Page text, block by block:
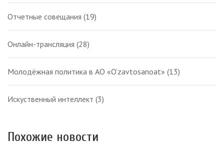
Отчетные совещания (19)
Онлайн-трансляция (28)
Молодёжная политика в АО «O‘zavtosanoat» (13)
Искуственный интеллект (3)
Похожие новости